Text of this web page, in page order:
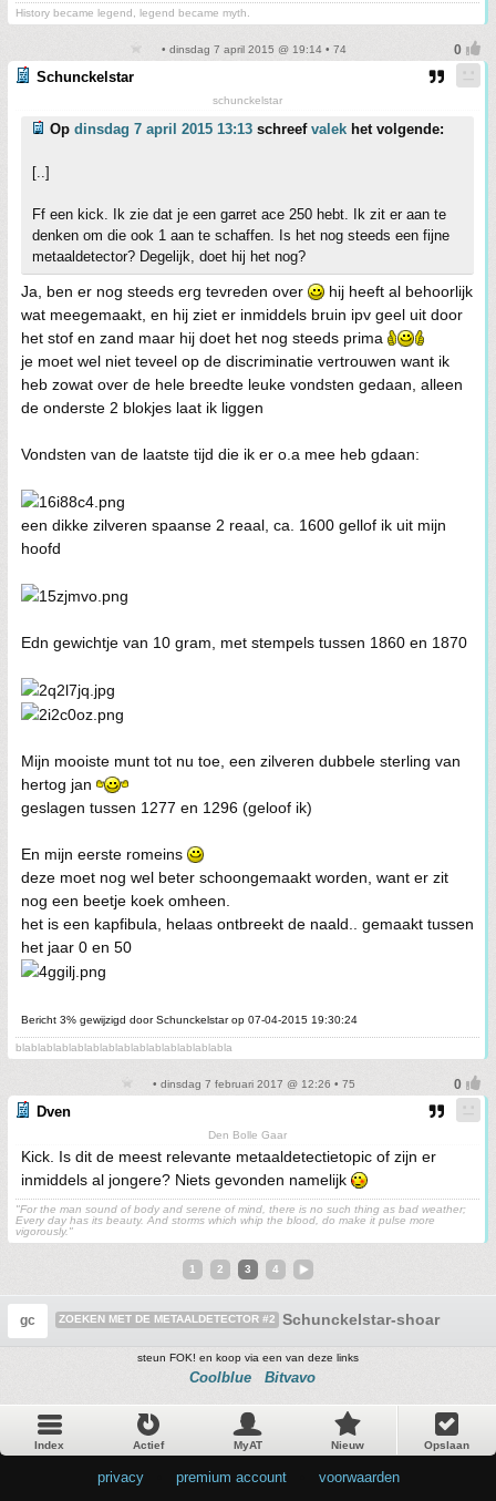
History became legend, legend became myth.
• dinsdag 7 april 2015 @ 19:14 • 74
Schunckelstar
schunckelstar
Op dinsdag 7 april 2015 13:13 schreef valek het volgende:
[..]
Ff een kick. Ik zie dat je een garret ace 250 hebt. Ik zit er aan te
denken om die ook 1 aan te schaffen. Is het nog steeds een fijne
metaaldetector? Degelijk, doet hij het nog?
Ja, ben er nog steeds erg tevreden over
hij heeft al behoorlijk
wat meegemaakt, en hij ziet er inmiddels bruin ipv geel uit door
het stof en zand maar hij doet het nog steeds prima
je moet wel niet teveel op de discriminatie vertrouwen want ik
heb zowat over de hele breedte leuke vondsten gedaan, alleen
de onderste 2 blokjes laat ik liggen
Vondsten van de laatste tijd die ik er o.a mee heb gdaan:
een dikke zilveren spaanse 2 reaal, ca. 1600 gellof ik uit mijn
hoofd
Edn gewichtje van 10 gram, met stempels tussen 1860 en 1870
Mijn mooiste munt tot nu toe, een zilveren dubbele sterling van
hertog jan
geslagen tussen 1277 en 1296 (geloof ik)
En mijn eerste romeins
deze moet nog wel beter schoongemaakt worden, want er zit
nog een beetje koek omheen.
het is een kapfibula, helaas ontbreekt de naald.. gemaakt tussen
het jaar 0 en 50
Bericht 3% gewijzigd door Schunckelstar op 07-04-2015 19:30:24
blablablablablablablablablablablablablabla
• dinsdag 7 februari 2017 @ 12:26 • 75
Dven
Den Bolle Gaar
Kick. Is dit de meest relevante metaaldetectietopic of zijn er
inmiddels al jongere? Niets gevonden namelijk
"For the man sound of body and serene of mind, there is no such thing as bad weather;
Every day has its beauty. And storms which whip the blood, do make it pulse more
vigorously."
1 2 3 4
gc ZOEKEN MET DE METAALDETECTOR #2 Schunckelstar-shoarma. :P
steun FOK! en koop via een van deze links
Coolblue Bitvavo
Index Actief MyAT Nieuw Opslaan
privacy premium account voorwaarden